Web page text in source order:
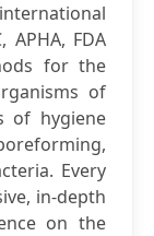
APHA, FDA
for the
of
of hygiene
Every
in-depth
on the